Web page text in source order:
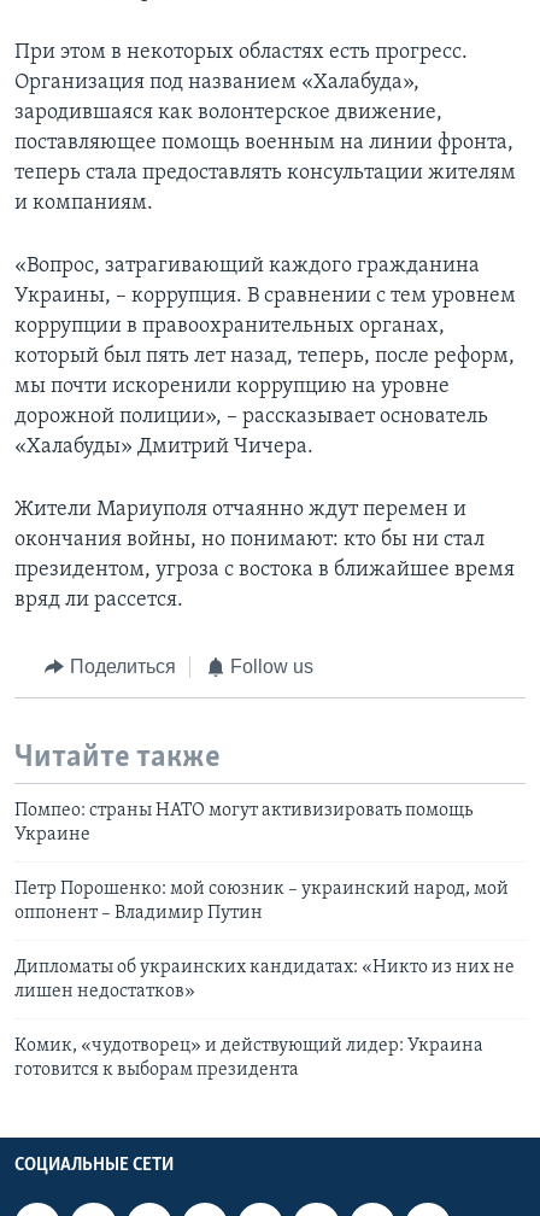
При этом в некоторых областях есть прогресс.
Организация под названием «Халабуда»,
зародившаяся как волонтерское движение,
поставляющее помощь военным на линии фронта,
теперь стала предоставлять консультации жителям
и компаниям.
«Вопрос, затрагивающий каждого гражданина
Украины, – коррупция. В сравнении с тем уровнем
коррупции в правоохранительных органах,
который был пять лет назад, теперь, после реформ,
мы почти искоренили коррупцию на уровне
дорожной полиции», – рассказывает основатель
«Халабуды» Дмитрий Чичера.
Жители Мариуполя отчаянно ждут перемен и
окончания войны, но понимают: кто бы ни стал
президентом, угроза с востока в ближайшее время
вряд ли рассется.
Поделиться Follow us
Читайте также
Помпео: страны НАТО могут активизировать помощь
Украине
Петр Порошенко: мой союзник – украинский народ, мой
оппонент – Владимир Путин
Дипломаты об украинских кандидатах: «Никто из них не
лишен недостатков»
Комик, «чудотворец» и действующий лидер: Украина
готовится к выборам президента
СОЦИАЛЬНЫЕ СЕТИ